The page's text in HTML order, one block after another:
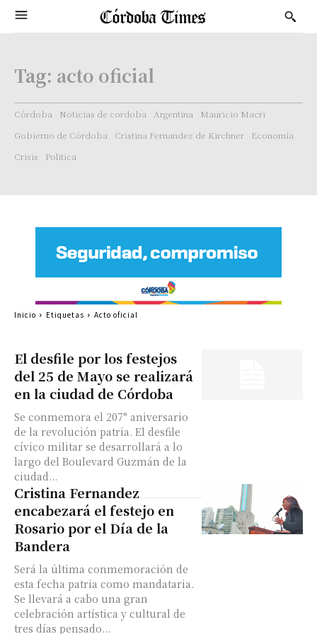
Tag: acto oficial
Córdoba Noticias de cordoba Argentina
Mauricio Macri
Gobierno de Córdoba
Cristina Fernandez de Kirchner
Economía
Crisis
Politica
El desfile por los festejos
del 25 de Mayo se realizará
en la ciudad de Córdoba
Se conmemora el 207° aniversario
de la revolución patria. El desfile
cívico militar se desarrollará a lo
largo del Boulevard Guzmán de la
ciudad...
Cristina Fernandez
encabezará el festejo en
Rosario por el Día de la
Bandera
Será la última conmemoración de
esta fecha patria como mandataria.
Se llevará a cabo una gran
celebración artística y cultural de
tres días pensado...
Inicio Etiquetas Acto oficial